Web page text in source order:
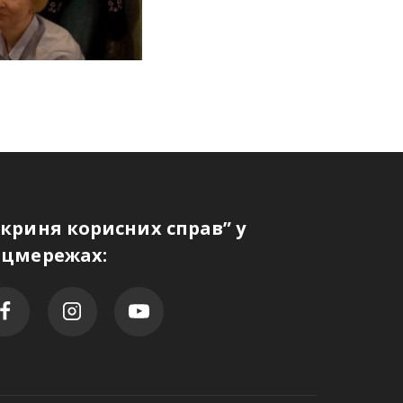
корисних справ” у